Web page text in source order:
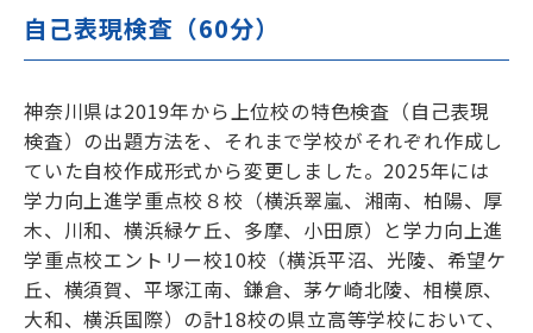
企業情報
採用情報
プライバシーポリシー
SAPIX中学部公式SNS
自己表現検査（60分）
神奈川県は2019年から上位校の特色検査（自己表現
検査）の出題方法を、それまで学校がそれぞれ作成し
ていた自校作成形式から変更しました。2025年には
学力向上進学重点校８校（横浜翠嵐、湘南、柏陽、厚
木、川和、横浜緑ケ丘、多摩、小田原）と学力向上進
学重点校エントリー校10校（横浜平沼、光陵、希望ケ
丘、横須賀、平塚江南、鎌倉、茅ケ崎北陵、相模原、
大和、横浜国際）の計18校の県立高等学校において、